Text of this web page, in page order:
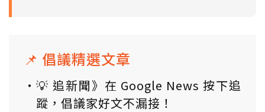
📌 倡議精選文章
💡 追新聞》在 Google News 按下追
蹤，倡議家好文不漏接！